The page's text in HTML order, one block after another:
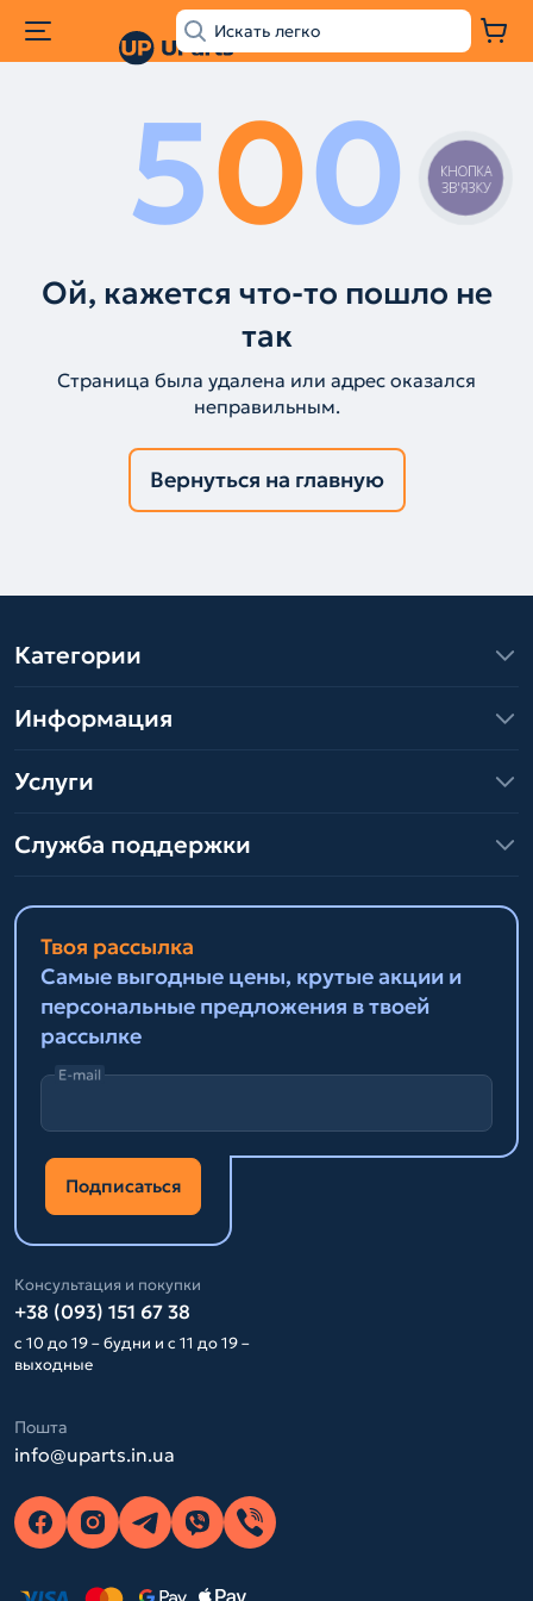
500
Ой, кажется что-то пошло не
так
Страница была удалена или адрес оказался
неправильным.
Вернуться на главную
Категории
Информация
Услуги
Служба поддержки
Твоя рассылка
Самые выгодные цены, крутые акции и
персональные предложения в твоей
рассылке
E-mail
Подписаться
Консультация и покупки
+38 (093) 151 67 38
с 10 до 19 – будни и с 11 до 19 –
выходные
Пошта
info@uparts.in.ua
КНОПКА
ЗВ'ЯЗКУ